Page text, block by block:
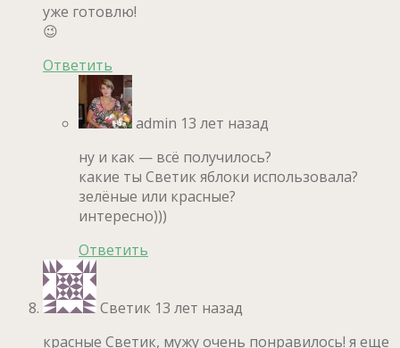
уже готовлю!
😉
Ответить
admin 13 лет назад
ну и как — всё получилось?
какие ты Светик яблоки использовала?
зелёные или красные?
интересно)))
Ответить
Светик 13 лет назад
красные Светик, мужу очень понравилось! я еще